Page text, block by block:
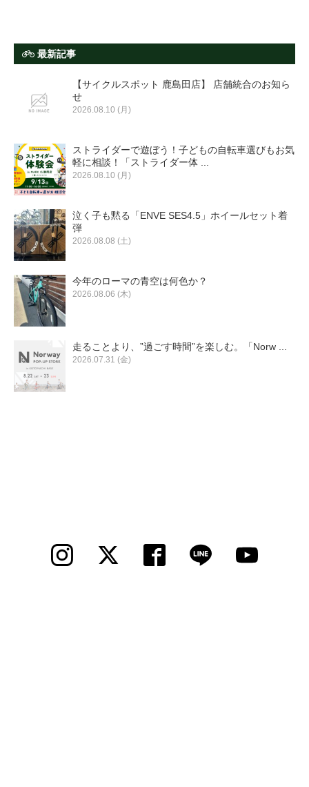
最新記事
【サイクルスポット 鹿島田店】 店舗統合のお知ら
せ
2026.08.10 (月)
ストライダーで遊ぼう！子どもの自転車選びもお気
軽に相談！「ストライダー体 ...
2026.08.10 (月)
泣く子も黙る「ENVE SES4.5」ホイールセット着
弾
2026.08.08 (土)
今年のローマの青空は何色か？
2026.08.06 (木)
走ることより、”過ごす時間”を楽しむ。「Norw ...
2026.07.31 (金)